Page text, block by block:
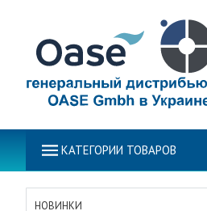
КАТЕГОРИИ ТОВАРОВ
НОВИНКИ